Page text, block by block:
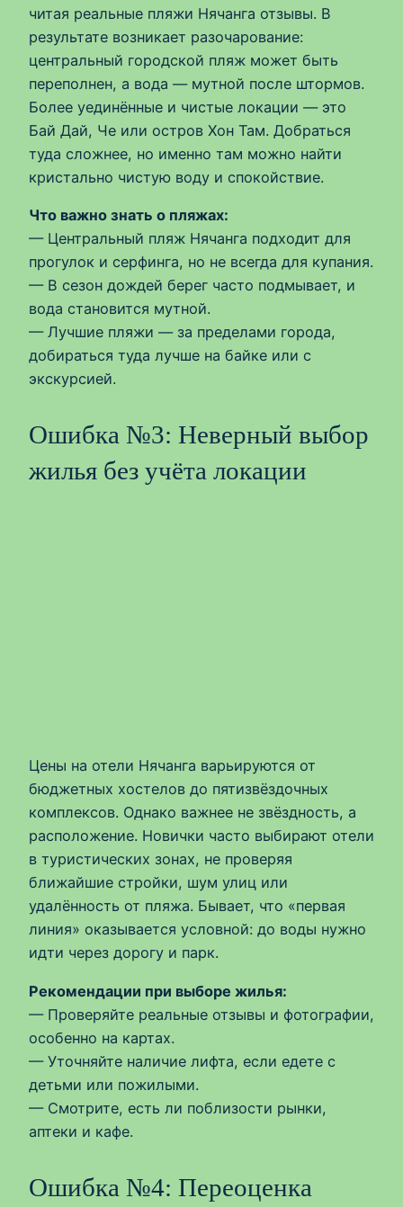
читая реальные пляжи Нячанга отзывы. В
результате возникает разочарование:
центральный городской пляж может быть
переполнен, а вода — мутной после штормов.
Более уединённые и чистые локации — это
Бай Дай, Че или остров Хон Там. Добраться
туда сложнее, но именно там можно найти
кристально чистую воду и спокойствие.
Что важно знать о пляжах:
— Центральный пляж Нячанга подходит для
прогулок и серфинга, но не всегда для купания.
— В сезон дождей берег часто подмывает, и
вода становится мутной.
— Лучшие пляжи — за пределами города,
добираться туда лучше на байке или с
экскурсией.
Ошибка №3: Неверный выбор
жилья без учёта локации
Цены на отели Нячанга варьируются от
бюджетных хостелов до пятизвёздочных
комплексов. Однако важнее не звёздность, а
расположение. Новички часто выбирают отели
в туристических зонах, не проверяя
ближайшие стройки, шум улиц или
удалённость от пляжа. Бывает, что «первая
линия» оказывается условной: до воды нужно
идти через дорогу и парк.
Рекомендации при выборе жилья:
— Проверяйте реальные отзывы и фотографии,
особенно на картах.
— Уточняйте наличие лифта, если едете с
детьми или пожилыми.
— Смотрите, есть ли поблизости рынки,
аптеки и кафе.
Ошибка №4: Переоценка